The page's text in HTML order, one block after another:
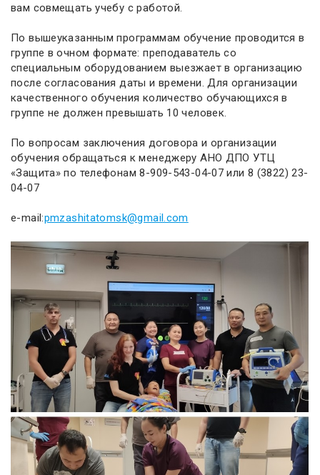
вам совмещать учебу с работой.
По вышеуказанным программам обучение проводится в
группе в очном формате: преподаватель со
специальным оборудованием выезжает в организацию
после согласования даты и времени. Для организации
качественного обучения количество обучающихся в
группе не должен превышать 10 человек.
По вопросам заключения договора и организации
обучения обращаться к менеджеру АНО ДПО УТЦ
«Защита» по телефонам 8-909-543-04-07 или 8 (3822) 23-
04-07
e-mail:pmzashitatomsk@gmail.com